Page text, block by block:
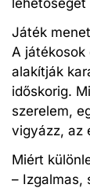
Játék
A
alakítják
időskorig.
szerelem,
vigyázz, az
Miért
– Izgalmas,